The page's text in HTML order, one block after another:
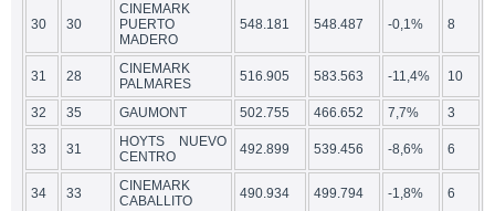
30 30
CINEMARK
PUERTO
MADERO
548.181 548.487 -0,1% 8
31 28
CINEMARK
PALMARES
516.905 583.563 -11,4% 10
32 35 GAUMONT 502.755 466.652 7,7% 3
33 31
HOYTS NUEVO
CENTRO
492.899 539.456 -8,6% 6
34 33
CINEMARK
CABALLITO
490.934 499.794 -1,8% 6